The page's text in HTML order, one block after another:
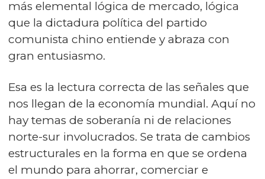
más elemental lógica de mercado, lógica
que la dictadura política del partido
comunista chino entiende y abraza con
gran entusiasmo.
Esa es la lectura correcta de las señales que
nos llegan de la economía mundial. Aquí no
hay temas de soberanía ni de relaciones
norte-sur involucrados. Se trata de cambios
estructurales en la forma en que se ordena
el mundo para ahorrar, comerciar e